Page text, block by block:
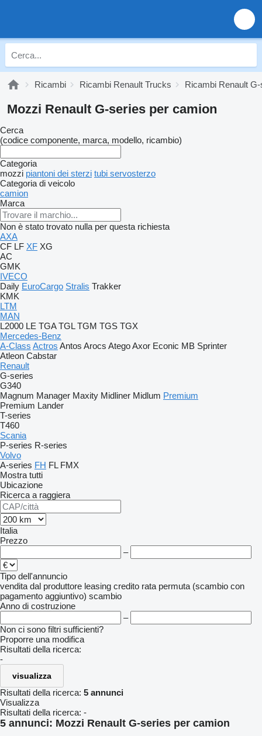
Ricambi Ricambi Renault Trucks Ricambi Renault
Mozzi Renault G-series per camion
Cerca
(codice componente, marca, modello, ricambio)
Categoria
mozzi piantoni dei sterzi tubi servosterzo
Categoria di veicolo
camion
Marca
Non è stato trovato nulla per questa richiesta
AXA
CF LF XF XG
AC
GMK
IVECO
Daily EuroCargo Stralis Trakker
KMK
LTM
MAN
L2000 LE TGA TGL TGM TGS TGX
Mercedes-Benz
A-Class Actros Antos Arocs AtegoAxor Econic MB Sprinter
Atleon Cabstar
Renault
G-series
G340
Magnum Manager Maxity Midliner Midlum Premium
Premium Lander
T-series
T460
Scania
P-series R-series
Volvo
A-series FH FL FMX
Mostra tutti
Ubicazione
Ricerca a raggiera
Italia
Prezzo
–
Tipo dell'annuncio
vendita dal produttore leasing credito rata permuta (scambio con
pagamento aggiuntivo) scambio
Anno di costruzione
–
Non ci sono filtri sufficienti?
Proporre una modifica
Risultati della ricerca:
-
visualizza
Risultati della ricerca: 5 annunci
Visualizza
Risultati della ricerca: -
5 annunci: Mozzi Renault G-series per camion